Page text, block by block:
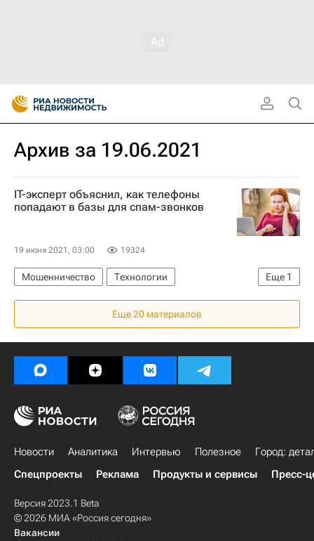
Архив за 19.06.2021
IT-эксперт объяснил, как телефоны
попадают в базы для спам-звонков
19 июня 2021, 03:00 19324
Еще 1
Мошенничество
Технологии
Федеральная служба по надзору в сфере связи, информационных технологий и массовых коммуникаций (Роскомнадзор)
Еще 20 материалов
Новости Аналитика Интервью Полезное
Город:
Спецпроекты
Реклама Продукты и сервисы Пресс-
Версия 2023.1 Beta
© 2026 МИА «Россия сегодня»
Вакансии